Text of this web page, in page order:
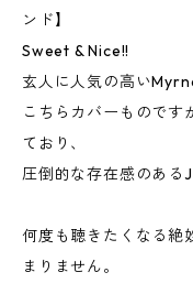
ンド】
Sweet & Nice!!
玄人に人気の高い
こちらカバーものです
ており、
圧倒的な存在感のある
何度も聴きたくなる絶
まりません。